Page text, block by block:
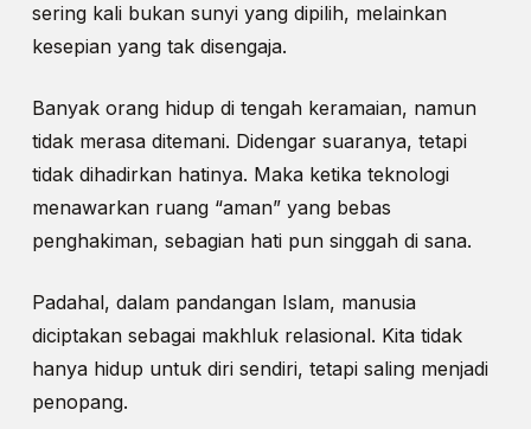
sering kali bukan sunyi yang dipilih, melainkan
kesepian yang tak disengaja.
Banyak orang hidup di tengah keramaian, namun
tidak merasa ditemani. Didengar suaranya, tetapi
tidak dihadirkan hatinya. Maka ketika teknologi
menawarkan ruang “aman” yang bebas
penghakiman, sebagian hati pun singgah di sana.
Padahal, dalam pandangan Islam, manusia
diciptakan sebagai makhluk relasional. Kita tidak
hanya hidup untuk diri sendiri, tetapi saling menjadi
penopang.